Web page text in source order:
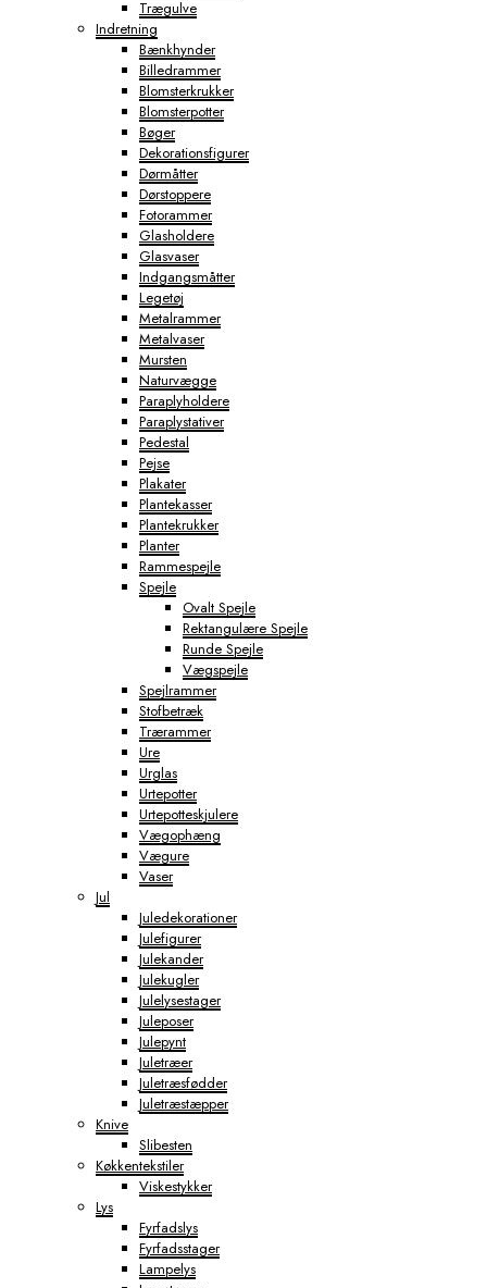
Trægulve
Indretning
Bænkhynder
Billedrammer
Blomsterkrukker
Blomsterpotter
Bøger
Dekorationsfigurer
Dørmåtter
Dørstoppere
Fotorammer
Glasholdere
Glasvaser
Indgangsmåtter
Legetøj
Metalrammer
Metalvaser
Mursten
Naturvægge
Paraplyholdere
Paraplystativer
Pedestal
Pejse
Plakater
Plantekasser
Plantekrukker
Planter
Rammespejle
Spejle
Ovalt Spejle
Rektangulære Spejle
Runde Spejle
Vægspejle
Spejlrammer
Stofbetræk
Trærammer
Ure
Urglas
Urtepotter
Urtepotteskjulere
Vægophæng
Vægure
Vaser
Jul
Juledekorationer
Julefigurer
Julekander
Julekugler
Julelysestager
Juleposer
Julepynt
Juletræer
Juletræsfødder
Juletræstæpper
Knive
Slibesten
Køkkentekstiler
Viskestykker
Lys
Fyrfadslys
Fyrfadsstager
Lampelys